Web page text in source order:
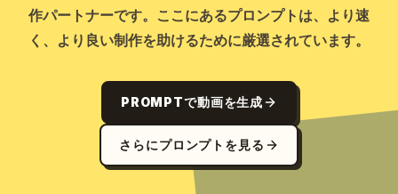
作パートナーです。ここにあるプロンプトは、より速
く、より良い制作を助けるために厳選されています。
PROMPTで動画を生成
さらにプロンプトを見る